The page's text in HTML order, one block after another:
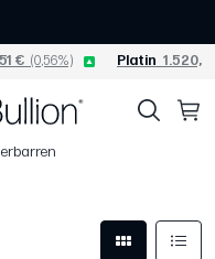
€ (0,56%) Platin